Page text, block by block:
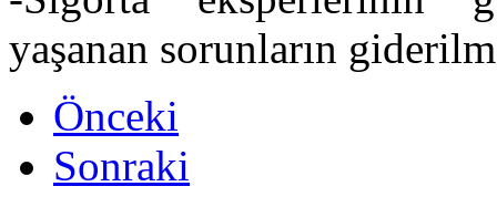
yaşanan sorunların
Önceki
Sonraki